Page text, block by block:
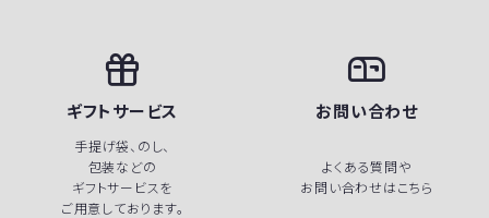
ギフトサービス
手提げ袋、のし、
包装などの
ギフトサービスを
ご用意しております。
お問い合わせ
よくある質問や
お問い合わせはこちら